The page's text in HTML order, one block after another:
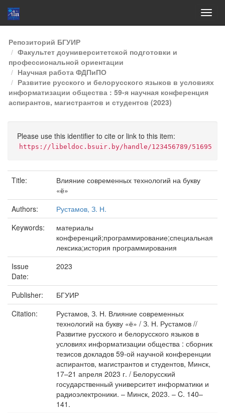
Skip
navigation
Репозиторий БГУИР
Факультет доуниверситетской подготовки и
профессиональной ориентации
Научная работа ФДПиПО
Развитие русского и белорусского языков в условиях
информатизации общества : 59-я научная конференция
аспирантов, магистрантов и студентов (2023)
Please use this identifier to cite or link to this item:
https://libeldoc.bsuir.by/handle/123456789/51695
Title:
Влияние современных технологий на букву
«ё»
Authors:
Рустамов, З. Н.
Keywords:
материалы
конференций;программирование;специальная
лексика;история программирования
Issue
Date:
2023
Publisher:
БГУИР
Citation:
Рустамов, З. Н. Влияние современных
технологий на букву «ё» / З. Н. Рустамов //
Развитие русского и белорусского языков в
условиях информатизации общества : сборник
тезисов докладов 59-ой научной конференции
аспирантов, магистрантов и студентов, Минск,
17–21 апреля 2023 г. / Белорусский
государственный университет информатики и
радиоэлектроники. – Минск, 2023. – C. 140–
141.